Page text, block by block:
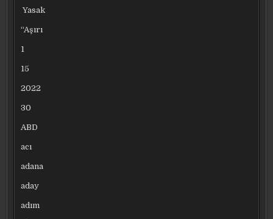
Yasak
“Aşırı
1
15
2022
30
ABD
acı
adana
aday
adım